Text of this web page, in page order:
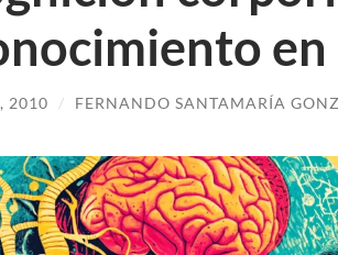
en
2010 / FERNANDO SANTAMARÍA